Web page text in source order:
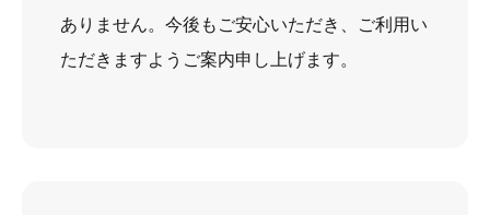
ありません。今後もご安心いただき、ご利用い
ただきますようご案内申し上げます。